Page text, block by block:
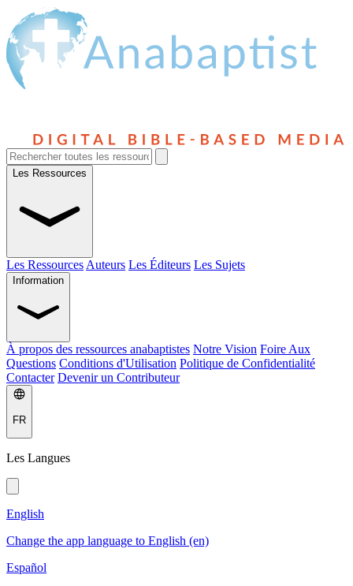
Les Ressources
Les Ressources Auteurs Les Éditeurs Les Sujets
Information
À propos des ressources anabaptistes Notre Vision Foire Aux
Questions Conditions d'Utilisation Politique de Confidentialité
Contacter Devenir un Contributeur
FR
Les Langues
English
Change the app language to English (en)
Español